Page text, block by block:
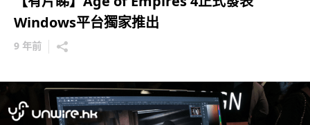
Windows平台獨家推出
9 年前